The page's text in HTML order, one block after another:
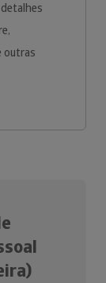
outras